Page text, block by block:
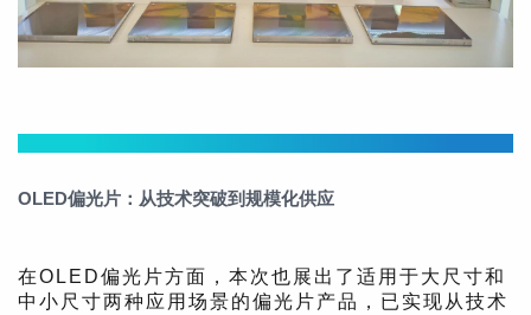
OLED偏光片：从技术突破到规模化供应
在OLED偏光片方面，本次也展出了适用于大尺寸和
中小尺寸两种应用场景的偏光片产品，已实现从技术